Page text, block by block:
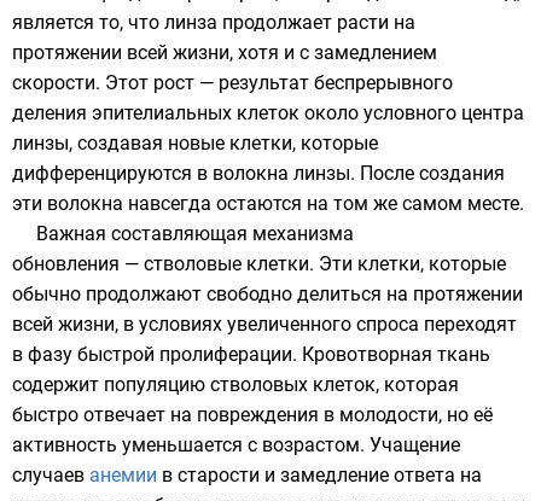
является то, что линза продолжает расти на
протяжении всей жизни, хотя и с замедлением
скорости. Этот рост — результат беспрерывного
деления эпителиальных клеток около условного центра
линзы, создавая новые клетки, которые
дифференцируются в волокна линзы. После создания
эти волокна навсегда остаются на том же самом месте.
Важная составляющая механизма
обновления — стволовые клетки. Эти клетки, которые
обычно продолжают свободно делиться на протяжении
всей жизни, в условиях увеличенного спроса переходят
в фазу быстрой пролиферации. Кровотворная ткань
содержит популяцию стволовых клеток, которая
быстро отвечает на повреждения в молодости, но её
активность уменьшается с возрастом. Учащение
случаев анемии в старости и замедление ответа на